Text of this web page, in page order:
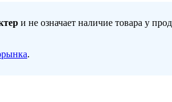
и не означает наличие товара у
.